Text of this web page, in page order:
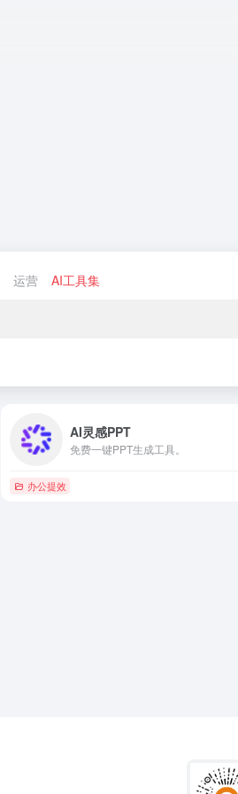
运营 AI工具集
AI灵感PPT
免费一键PPT生成工具。
办公提效